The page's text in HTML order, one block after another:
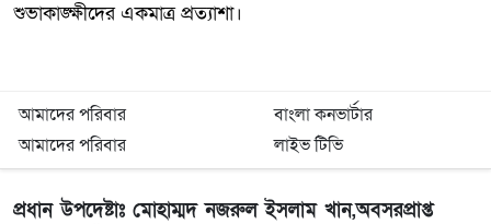
শুভাকাঙ্ক্ষীদের একমাত্র প্রত্যাশা।
আমাদের পরিবার
বাংলা কনভার্টার
আমাদের পরিবার
লাইভ টিভি
প্রধান উপদেষ্টাঃ মোহাম্মদ নজরুল ইসলাম খান,অবসরপ্রাপ্ত